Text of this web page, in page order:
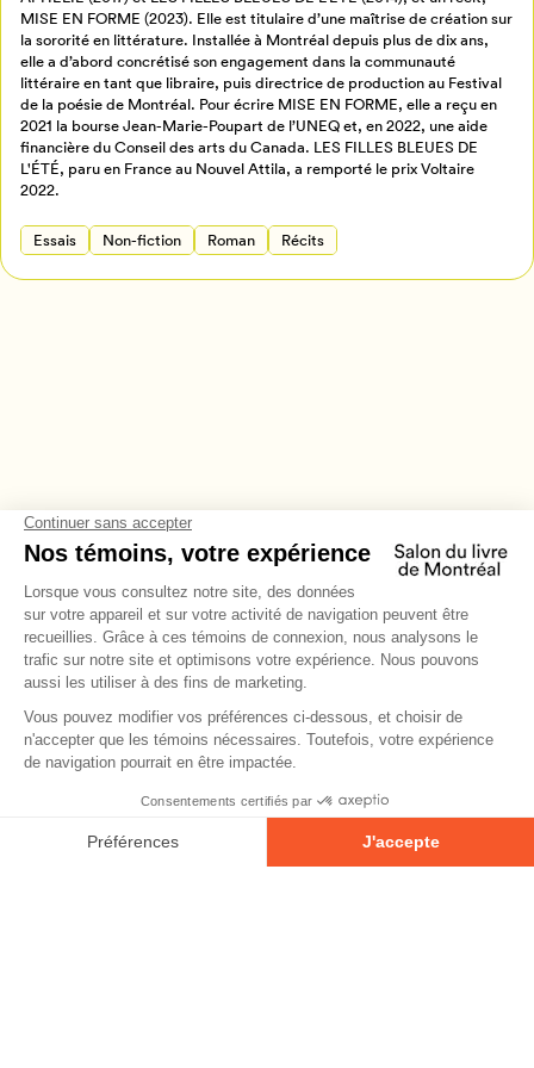
Retour à l’accueil
MISE EN FORME (2023). Elle est titulaire d’une maîtrise de création sur
la sororité en littérature. Installée à Montréal depuis plus de dix ans,
elle a d’abord concrétisé son engagement dans la communauté
littéraire en tant que libraire, puis directrice de production au Festival
de la poésie de Montréal. Pour écrire MISE EN FORME, elle a reçu en
2021 la bourse Jean-Marie-Poupart de l’UNEQ et, en 2022, une aide
financière du Conseil des arts du Canada. LES FILLES BLEUES DE
L'ÉTÉ, paru en France au Nouvel Attila, a remporté le prix Voltaire
2022.
Essais Non-fiction Roman Récits
Créer un profil
Annuler